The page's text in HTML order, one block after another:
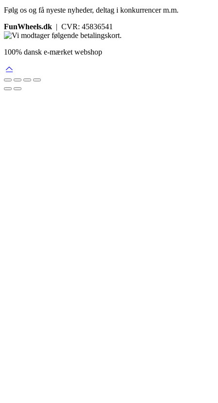
Følg os og få nyeste nyheder, deltag i konkurrencer m.m.
FunWheels.dk | CVR: 45836541
100% dansk e-mærket webshop